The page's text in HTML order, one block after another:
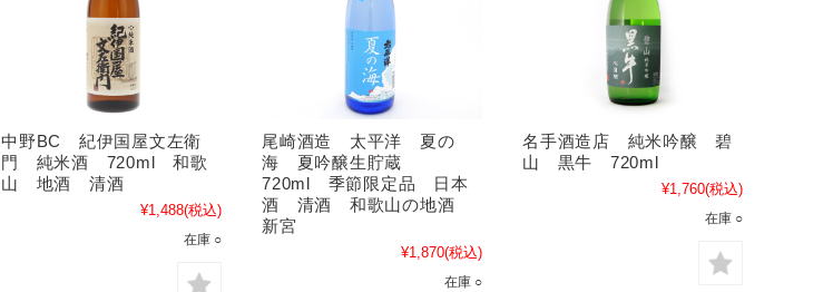
中野BC 紀伊国屋文左衛
門 純米酒 720ml 和歌
山 地酒 清酒
¥1,488(税込)
在庫 ○
尾崎酒造 太平洋 夏の
海 夏吟醸生貯蔵
720ml 季節限定品 日本
酒 清酒 和歌山の地酒
新宮
¥1,870(税込)
在庫 ○
名手酒造店 純米吟醸 碧
山 黒牛 720ml
¥1,760(税込)
在庫 ○